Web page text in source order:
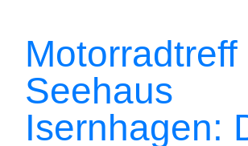
Motorradtreff
Seehaus
Isernhagen: